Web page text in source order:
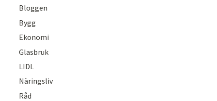
Bloggen
Bygg
Ekonomi
Glasbruk
LIDL
Näringsliv
Råd